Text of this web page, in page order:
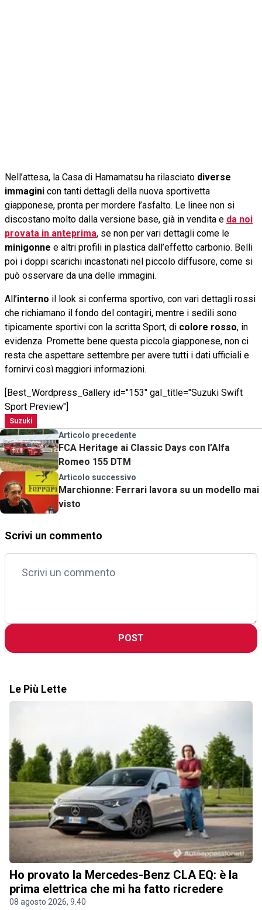
Nell’attesa, la Casa di Hamamatsu ha rilasciato diverse
immagini con tanti dettagli della nuova sportivetta
giapponese, pronta per mordere l’asfalto. Le linee non si
discostano molto dalla versione base, già in vendita e da noi
provata in anteprima, se non per vari dettagli come le
minigonne e altri profili in plastica dall’effetto carbonio. Belli
poi i doppi scarichi incastonati nel piccolo diffusore, come si
può osservare da una delle immagini.
All’interno il look si conferma sportivo, con vari dettagli rossi
che richiamano il fondo del contagiri, mentre i sedili sono
tipicamente sportivi con la scritta Sport, di colore rosso, in
evidenza. Promette bene questa piccola giapponese, non ci
resta che aspettare settembre per avere tutti i dati ufficiali e
fornirvi così maggiori informazioni.
[Best_Wordpress_Gallery id="153" gal_title="Suzuki Swift
Sport Preview"]
Suzuki
Articolo precedente
FCA Heritage ai Classic Days con l’Alfa
Romeo 155 DTM
Articolo successivo
Marchionne: Ferrari lavora su un modello mai
visto
Scrivi un commento
POST
Le Più Lette
Ho provato la Mercedes-Benz CLA EQ: è la
prima elettrica che mi ha fatto ricredere
08 agosto 2026, 9.40